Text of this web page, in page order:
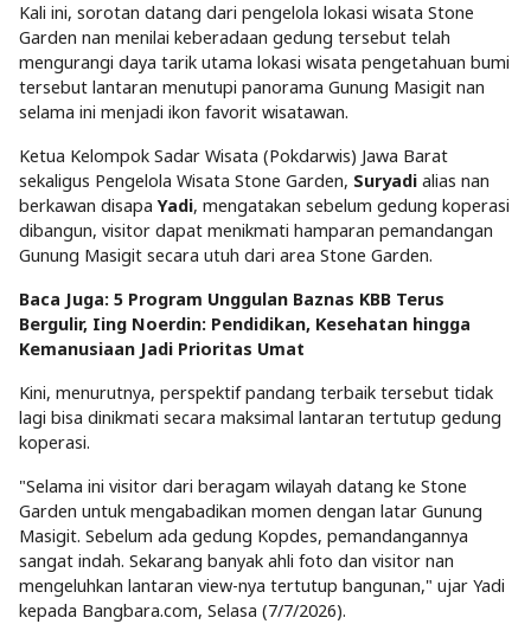
Kali ini, sorotan datang dari pengelola lokasi wisata Stone
Garden nan menilai keberadaan gedung tersebut telah
mengurangi daya tarik utama lokasi wisata pengetahuan bumi
tersebut lantaran menutupi panorama Gunung Masigit nan
selama ini menjadi ikon favorit wisatawan.
Ketua Kelompok Sadar Wisata (Pokdarwis) Jawa Barat
sekaligus Pengelola Wisata Stone Garden, Suryadi alias nan
berkawan disapaYadi, mengatakan sebelum gedung koperasi
dibangun, visitor dapat menikmati hamparan pemandangan
Gunung Masigit secara utuh dari area Stone Garden.
Baca Juga: 5 Program Unggulan Baznas KBB Terus
Bergulir, Iing Noerdin: Pendidikan, Kesehatan hingga
Kemanusiaan Jadi Prioritas Umat
Kini, menurutnya, perspektif pandang terbaik tersebut tidak
lagi bisa dinikmati secara maksimal lantaran tertutup gedung
koperasi.
"Selama ini visitor dari beragam wilayah datang ke Stone
Garden untuk mengabadikan momen dengan latar Gunung
Masigit. Sebelum ada gedung Kopdes, pemandangannya
sangat indah. Sekarang banyak ahli foto dan visitor nan
mengeluhkan lantaran view-nya tertutup bangunan," ujar Yadi
kepada Bangbara.com, Selasa (7/7/2026).